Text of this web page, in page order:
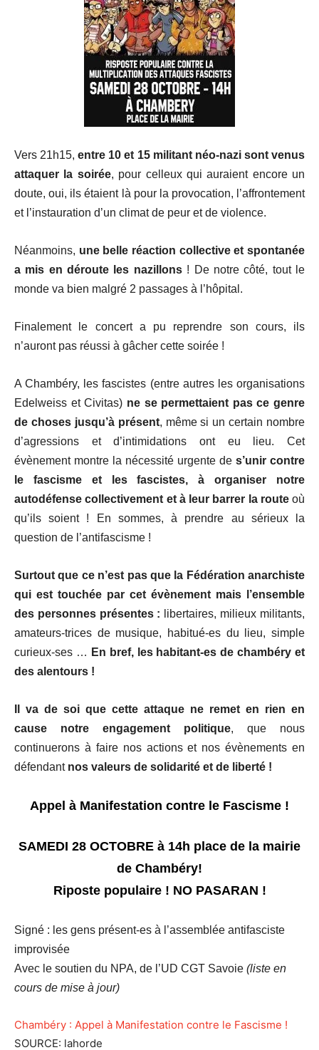
Vers 21h15, entre 10 et 15 militant néo-nazi sont venus
attaquer la soirée, pour celleux qui auraient encore un
doute, oui, ils étaient là pour la provocation, l’affrontement
et l’instauration d’un climat de peur et de violence.
Néanmoins, une belle réaction collective et spontanée
a mis en déroute les nazillons! De notre côté, tout le
monde va bien malgré 2 passages à l’hôpital.
Finalement le concert a pu reprendre son cours, ils
n’auront pas réussi à gâcher cette soirée !
A Chambéry, les fascistes (entre autres les organisations
Edelweiss et Civitas) ne se permettaient pas ce genre
de choses jusqu’à présent, même si un certain nombre
d’agressions et d’intimidations ont eu lieu. Cet
évènement montre la nécessité urgente de s’unir contre
le fascisme et les fascistes, à organiser notre
autodéfense collectivement et à leur barrer la routeoù
qu’ils soient ! En sommes, à prendre au sérieux la
question de l’antifascisme !
Surtout que ce n’est pas que la Fédération anarchiste
qui est touchée par cet évènement mais l’ensemble
des personnes présentes :
libertaires, milieux militants,
amateurs-trices de musique, habitué-es du lieu, simple
curieux-ses … En bref, les habitant-es de chambéry et
des alentours !
Il va de soi que cette attaque ne remet en rien en
cause notre engagement politique, que nous
continuerons à faire nos actions et nos évènements en
défendant nos valeurs de solidarité et de liberté !
Appel à Manifestation contre le Fascisme !
SAMEDI 28 OCTOBRE à 14h place de la mairie
de Chambéry!
Riposte populaire ! NO PASARAN !
Signé : les gens présent-es à l’assemblée antifasciste
improvisée
Avec le soutien du NPA, de l’UD CGT Savoie (liste en
cours de mise à jour)
Chambéry : Appel à Manifestation contre le Fascisme !
SOURCE: lahorde